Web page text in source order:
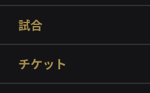
試合
チケット